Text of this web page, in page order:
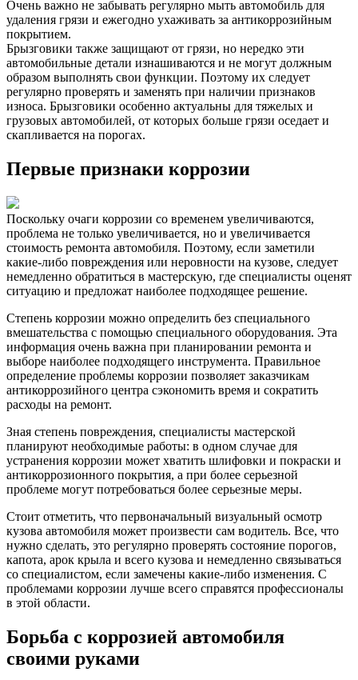
Очень важно не забывать регулярно мыть автомобиль для
удаления грязи и ежегодно ухаживать за антикоррозийным
покрытием.
Брызговики также защищают от грязи, но нередко эти
автомобильные детали изнашиваются и не могут должным
образом выполнять свои функции. Поэтому их следует
регулярно проверять и заменять при наличии признаков
износа. Брызговики особенно актуальны для тяжелых и
грузовых автомобилей, от которых больше грязи оседает и
скапливается на порогах.
Первые признаки коррозии
Поскольку очаги коррозии со временем увеличиваются,
проблема не только увеличивается, но и увеличивается
стоимость ремонта автомобиля. Поэтому, если заметили
какие-либо повреждения или неровности на кузове, следует
немедленно обратиться в мастерскую, где специалисты оценят
ситуацию и предложат наиболее подходящее решение.
Степень коррозии можно определить без специального
вмешательства с помощью специального оборудования. Эта
информация очень важна при планировании ремонта и
выборе наиболее подходящего инструмента. Правильное
определение проблемы коррозии позволяет заказчикам
антикоррозийного центра сэкономить время и сократить
расходы на ремонт.
Зная степень повреждения, специалисты мастерской
планируют необходимые работы: в одном случае для
устранения коррозии может хватить шлифовки и покраски и
антикоррозионного покрытия, а при более серьезной
проблеме могут потребоваться более серьезные меры.
Стоит отметить, что первоначальный визуальный осмотр
кузова автомобиля может произвести сам водитель. Все, что
нужно сделать, это регулярно проверять состояние порогов,
капота, арок крыла и всего кузова и немедленно связываться
со специалистом, если замечены какие-либо изменения. С
проблемами коррозии лучше всего справятся профессионалы
в этой области.
Борьба с коррозией автомобиля
своими руками